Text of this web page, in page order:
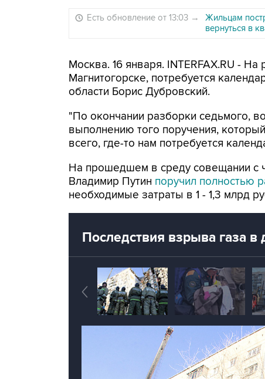
Есть обновление от 13:03 →
Жильцам
вернуться в
Москва. 16 января. INTERFAX.RU -
Магнитогорске, потребуется
области Борис Дубровский.
"По окончании разборки седьмого,
выполнению того поручения,
всего, где-то нам потребуется
На прошедшем в среду совещании с
Владимир Путин поручил полностью
необходимые затраты в 1 - 1,3 млрд
Последствия взрыва газа в